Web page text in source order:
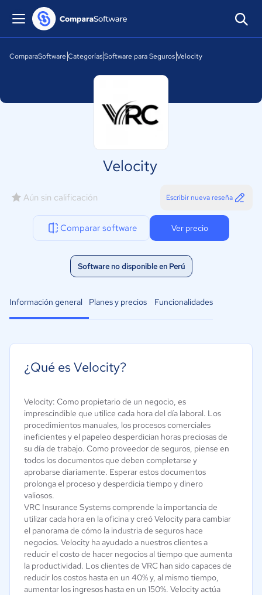
ComparaSoftware CategoríasSoftware para SegurosVelocity
Velocity
Aún sin calificación Escribir nueva reseña
Comparar software Ver precio
Software no disponible en Perú
Información general Planes y precios Funcionalidades
¿Qué es Velocity?
Velocity: Como propietario de un negocio, es
imprescindible que utilice cada hora del día laboral. Los
procedimientos manuales, los procesos comerciales
ineficientes y el papeleo desperdician horas preciosas de
su día de trabajo. Como proveedor de seguros, piense en
todos los documentos que deben completarse y
aprobarse diariamente. Esperar estos documentos
prolonga el proceso y desperdicia tiempo y dinero
valiosos.
VRC Insurance Systems comprende la importancia de
utilizar cada hora en la oficina y creó Velocity para cambiar
el panorama de cómo la industria de seguros hace
negocios. Velocity ha ayudado a nuestros clientes a
reducir el costo de hacer negocios al tiempo que aumenta
la productividad. Los clientes de VRC han sido capaces de
reducir los costos hasta en un 40% y, al mismo tiempo,
aumentar los ingresos hasta en un 150%. Velocity actúa